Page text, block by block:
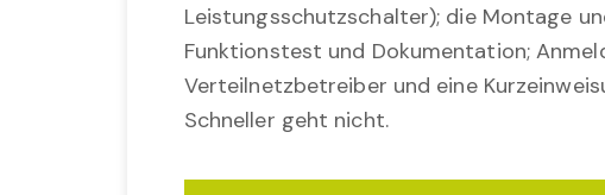
Leistungsschutzschalter); die Montage
Funktionstest und Dokumentation;
Verteilnetzbetreiber und eine
Schneller geht nicht.